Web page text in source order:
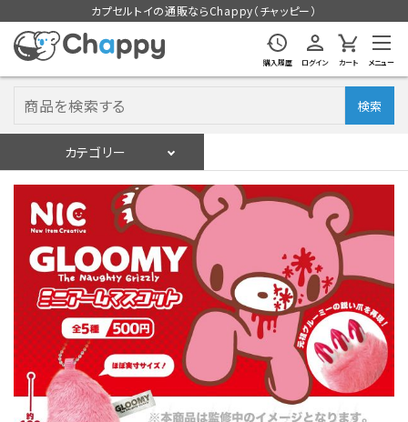
カプセルトイの通販ならChappy（チャッピー）
購入履歴 ログイン カート メニュー
検索
カテゴリー
ログイン 会員登録
入荷スケジュールをチェック
カプセルトイマシン本体
カプセルトイ
販促用空カプセル